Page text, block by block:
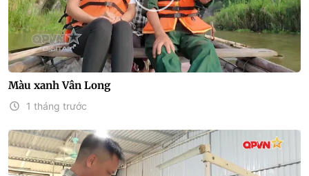
Màu xanh Vân Long
1 tháng trước